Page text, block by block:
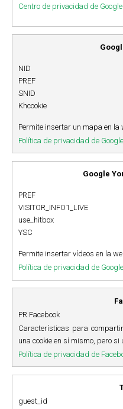
Centro de privacidad de Google
NID
PREF
SNID
Khcookie
Permite insertar un mapa en la
Política de privacidad de Google
Google
PREF
VISITOR_INFO1_LIVE
use_hitbox
YSC
Permite insertar vídeos en la
Política de privacidad de Google
PR Facebook
Características para
una cookie en sí mismo, pero si
Política de privacidad de
guest_id